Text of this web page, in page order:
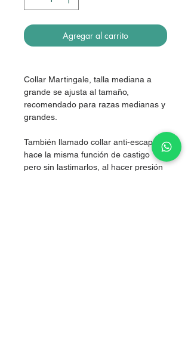
Agregar al carrito
Collar Martingale, talla mediana a
grande se ajusta al tamaño,
recomendado para razas medianas y
grandes.
También llamado collar anti-escape,
hace la misma función de castigo
pero sin lastimarlos, al hacer presión